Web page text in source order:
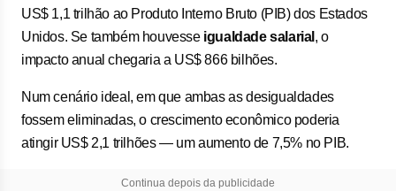
US$ 1,1 trilhão ao Produto Interno Bruto (PIB) dos Estados
Unidos. Se também houvesse igualdade salarial , o
impacto anual chegaria a US$ 866 bilhões.
Num cenário ideal, em que ambas as desigualdades
fossem eliminadas, o crescimento econômico poderia
atingir US$ 2,1 trilhões — um aumento de 7,5% no PIB.
Continua depois da publicidade